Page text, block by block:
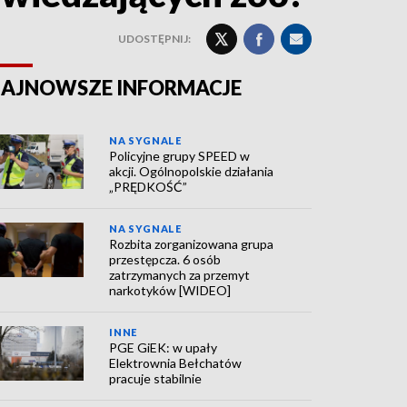
UDOSTĘPNIJ:
INFORMACJE
NA SYGNALE
Policyjne grupy SPEED w
akcji. Ogólnopolskie działania
„PRĘDKOŚĆ”
NA SYGNALE
Rozbita zorganizowana grupa
przestępcza. 6 osób
zatrzymanych za przemyt
narkotyków [WIDEO]
INNE
PGE GiEK: w upały
Elektrownia Bełchatów
pracuje stabilnie